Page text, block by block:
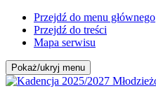
Przejdź do menu głównego
Przejdź do treści
Mapa serwisu
Pokaż/ukryj menu